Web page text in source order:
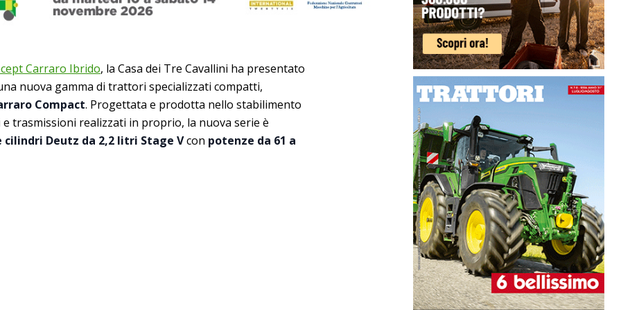
Carraro Ibrido, la Casa dei Tre Cavallini ha presentato
nuova gamma di trattori specializzati compatti,
Compact. Progettata e prodotta nello stabilimento
e trasmissioni realizzati in proprio, la nuova serie è
Deutz da 2,2 litri Stage Vcon potenze da 61 a